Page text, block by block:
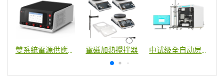
雙系統電源供應器 電磁加熱攪拌器 中试级全自动层析和超滤双功能系统